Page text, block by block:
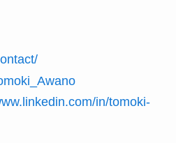
in/tomoki-